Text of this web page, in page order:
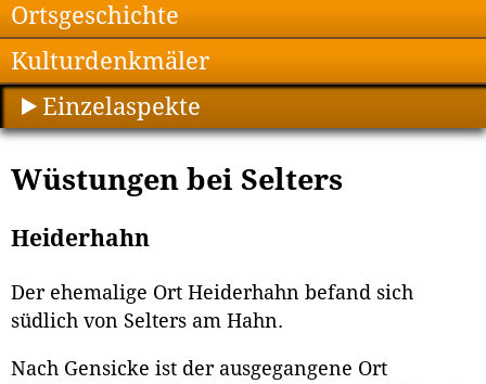
Ortsgeschichte
Kulturdenkmäler
Einzelaspekte
Wüstungen bei Selters
Heiderhahn
Der ehemalige Ort Heiderhahn befand sich
südlich von Selters am Hahn.
Nach Gensicke ist der ausgegangene Ort